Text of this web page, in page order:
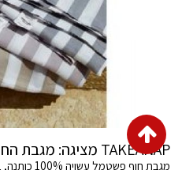
TAKEANAP מציגה: מגבת החוף שלא סוחבת חול
מגבת חוף פשטמל עשויה 100% כותנה, באריגה דקה, רכה ואוורירית.
גלילה
לראש